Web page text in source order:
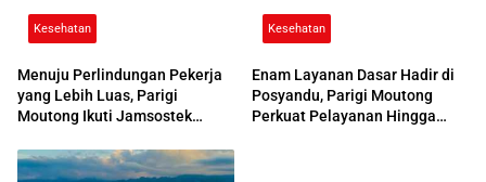
Kesehatan
Menuju Perlindungan Pekerja
yang Lebih Luas, Parigi
Moutong Ikuti Jamsostek
Kesehatan
Enam Layanan Dasar Hadir di
Posyandu, Parigi Moutong
Perkuat Pelayanan Hingga